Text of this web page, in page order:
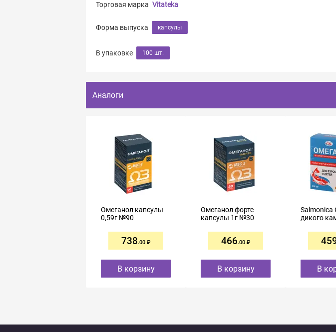
Торговая марка Vitateka
Форма выпуска капсулы
В упаковке 100 шт.
Аналоги
Омеганол капсулы
0,59г №90
738.00
В корзину
Омеганол форте
капсулы 1г №30
466.00
В корзину
Salmonica
дикого
600мг
В